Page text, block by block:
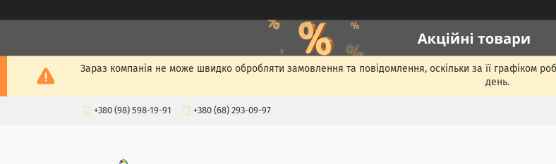
Зараз компанія не може швидко обробляти замовлення та повідомлення, оскільки за її графіком
день.
+380 (98) 598-19-91 +380 (68) 293-09-97